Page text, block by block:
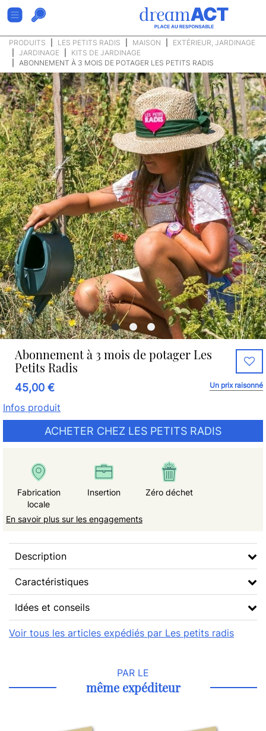
PRODUITS LES PETITS RADIS MAISON
EXTÉRIEUR, JARDINAGE
JARDINAGE
KITS DE JARDINAGE
ABONNEMENT À 3 MOIS DE POTAGER LES PETITS RADIS
Abonnement à 3 mois de potager Les
Petits Radis
45,00 € Un prix raisonné
Infos produit
ACHETER CHEZ LES PETITS RADIS
Fabrication
locale
Insertion Zéro déchet
En savoir plus sur les engagements
Description
Caractéristiques
Idées et conseils
Voir tous les articles expédiés par Les petits radis
PAR LE
même expéditeur